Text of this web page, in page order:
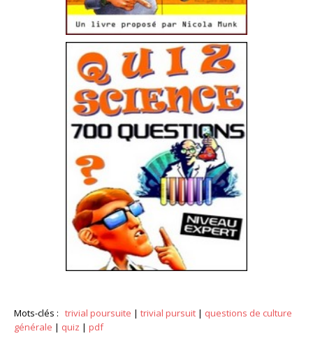
Mots-clés : trivial poursuite | trivial pursuit | questions de culture
générale | quiz | pdf